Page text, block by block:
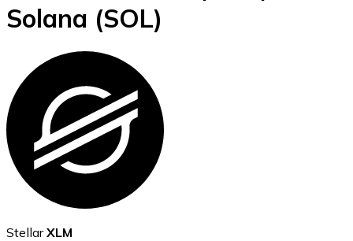
BTC
Ethereum
Solana (SOL)
Stellar XLM